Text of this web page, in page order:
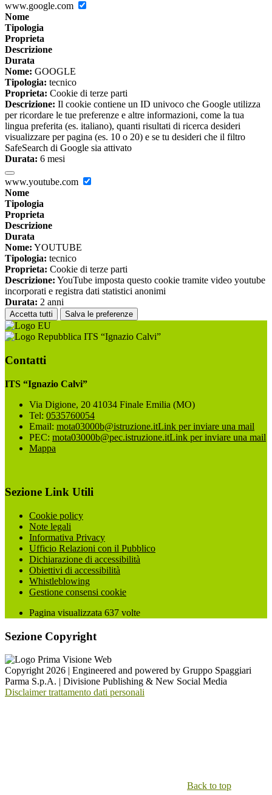
www.google.com
Nome
Tipologia
Proprieta
Descrizione
Durata
Nome: GOOGLE
Tipologia: tecnico
Proprieta: Cookie di terze parti
Descrizione: Il cookie contiene un ID univoco che Google utilizza
per ricordare le tue preferenze e altre informazioni, come la tua
lingua preferita (es. italiano), quanti risultati di ricerca desideri
visualizzare per pagina (es. 10 o 20) e se tu desideri che il filtro
SafeSearch di Google sia attivato
Durata: 6 mesi
www.youtube.com
Nome
Tipologia
Proprieta
Descrizione
Durata
Nome: YOUTUBE
Tipologia: tecnico
Proprieta: Cookie di terze parti
Descrizione: YouTube imposta questo cookie tramite video youtube
incorporati e registra dati statistici anonimi
Durata: 2 anni
Accetta tutti Salva le preferenze
ITS “Ignazio Calvi”
Contatti
ITS “Ignazio Calvi”
Via Digione, 20 41034 Finale Emilia (MO)
Tel: 0535760054
Email: mota03000b@istruzione.itLink per inviare una mail
PEC: mota03000b@pec.istruzione.itLink per inviare una mail
Mappa
Sezione Link Utili
Cookie policy
Note legali
Informativa Privacy
Ufficio Relazioni con il Pubblico
Dichiarazione di accessibilità
Obiettivi di accessibilità
Whistleblowing
Gestione consensi cookie
Pagina visualizzata 637 volte
Sezione Copyright
Copyright 2026 | Engineered and powered by Gruppo Spaggiari
Parma S.p.A. | Divisione Publishing & New Social Media
Disclaimer trattamento dati personali
Back to top